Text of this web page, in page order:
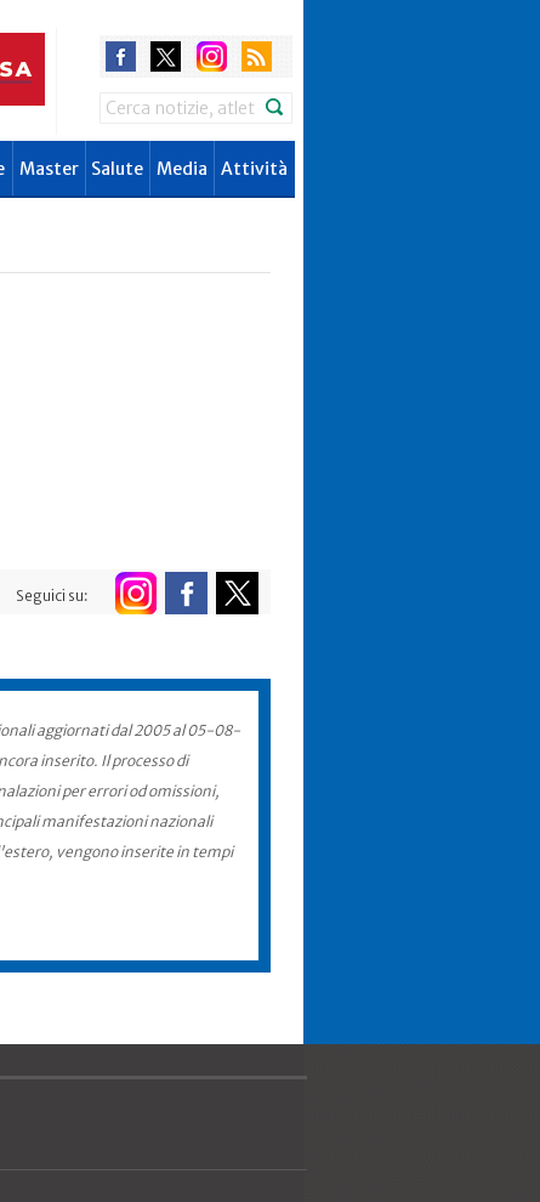
Search
Master Salute Media Attività
Seguici su:
aggiornati dal 2005 al 05-08-
inserito. Il processo di
per errori od omissioni,
manifestazioni nazionali
vengono inserite in tempi